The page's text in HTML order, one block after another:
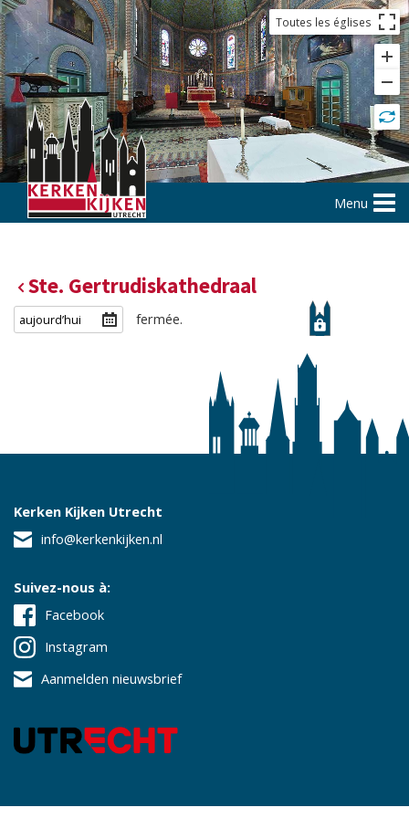
Toutes les églises
Menu
Ste. Gertrudiskathedraal
fermée.
Kerken Kijken Utrecht
info@kerkenkijken.nl
Suivez-nous à:
Facebook
Instagram
Aanmelden nieuwsbrief